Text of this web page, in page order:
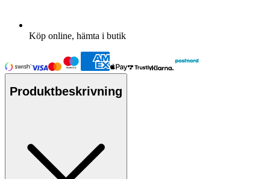
Köp online, hämta i butik
Produktbeskrivning